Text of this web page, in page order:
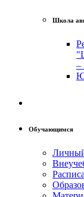
Школа
–
Обучающимся